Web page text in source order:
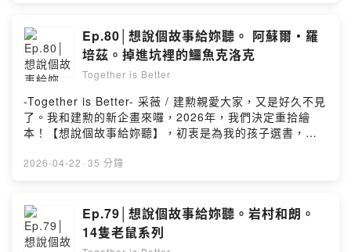
讓我們
好好，在一起。
Powered by Firstory Hosting
【慢慢讀小說】的企劃初衷。為何第一本會選擇讀《錦
繡》。關於：宮本輝&《錦繡》。《錦繡》中的「書信」。
《錦繡》中的「電影感」。《錦繡》中的「莫札特」。
《錦繡》中的「業」。關於讀小說這件事：不同的階段讀
起來，感受會完全不同。▎我們聊到的書《錦繡》宮本輝/
著、張秋明/譯、青空文化有限公司/出版/嘿，親愛的你，
謝謝你還在聆聽，我的「讀寫生活」。本節目以「不定期
更新」的方式，為大家繼續分享，我和我們的閱讀感受。
希望你繼續喜歡我們聊的創作者和書，和我的「讀寫生
言告訴我你對這一集的想法：
https://open.firstory.me/user/cksaaoon8rbd209407se
6c2yj/commentsPowered by Firstory Hosting
Ep.80│想說個故事給妳聽。 阿蘇爾・羅
培茲。掉進坑裡的鱷魚克洛克
Together is Better
-Together is Better- 采薇 / 建勲親愛大家，又是好久不見
了。我和建勲的新企畫來囉，2026年，我們決定重拾繪
本！【想說個故事給妳聽】，初衷是為我的孩子選書，更
次由建勳帶來阿蘇爾・羅培茲的《掉進坑裡的鱷魚克洛
點：。關於【想說個故事給妳聽】這個新企畫的發酵。關
於：阿蘇爾・羅培茲《掉進坑裡的鱷魚克洛克》。我們在
《掉進坑裡的鱷魚克洛克》讀到了什麼？。關於「為你選
2026-04-22 · 35 分鐘
Ep.79│想說個故事給妳聽。岩村和朗。
14隻老鼠系列